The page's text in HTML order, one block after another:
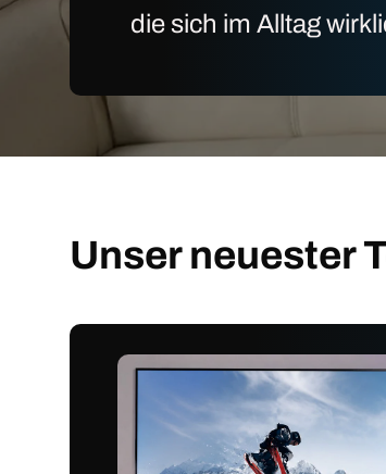
die sich im Alltag
Unser neuester